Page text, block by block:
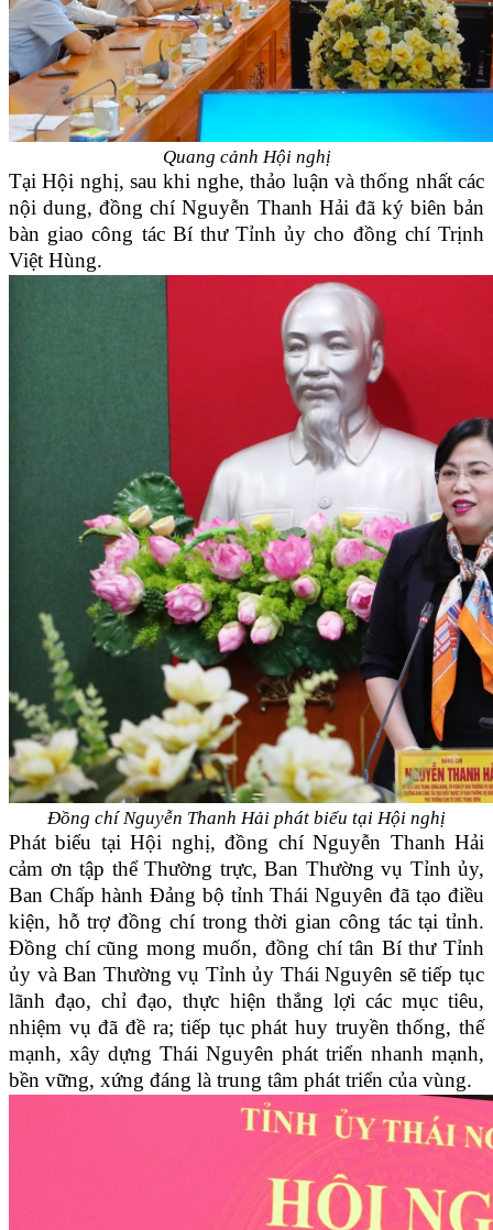
Quang cảnh Hội nghị
Tại Hội nghị, sau khi nghe, thảo luận và thống nhất các
nội dung, đồng chí Nguyễn Thanh Hải đã ký biên bản
bàn giao công tác Bí thư Tỉnh ủy cho đồng chí Trịnh
Việt Hùng.
Đồng chí Nguyễn Thanh Hải phát biểu tại Hội nghị
Phát biểu tại Hội nghị, đồng chí Nguyễn Thanh Hải
cảm ơn tập thể Thường trực, Ban Thường vụ Tỉnh ủy,
Ban Chấp hành Đảng bộ tỉnh Thái Nguyên đã tạo điều
kiện, hỗ trợ đồng chí trong thời gian công tác tại tỉnh.
Đồng chí cũng mong muốn, đồng chí tân Bí thư Tỉnh
ủy và Ban Thường vụ Tỉnh ủy Thái Nguyên sẽ tiếp tục
lãnh đạo, chỉ đạo, thực hiện thắng lợi các mục tiêu,
nhiệm vụ đã đề ra; tiếp tục phát huy truyền thống, thế
mạnh, xây dựng Thái Nguyên phát triển nhanh mạnh,
bền vững, xứng đáng là trung tâm phát triển của vùng.